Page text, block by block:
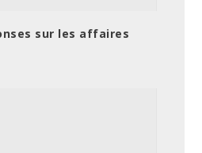
sur les affaires